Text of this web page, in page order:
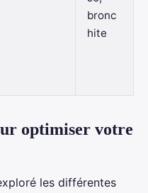
bronc
hite
optimiser votre
les différentes